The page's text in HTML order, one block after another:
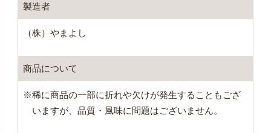
製造者
（株）やまよし
商品について
※稀に商品の一部に折れや欠けが発生することもござ
いますが、品質・風味に問題はございません。